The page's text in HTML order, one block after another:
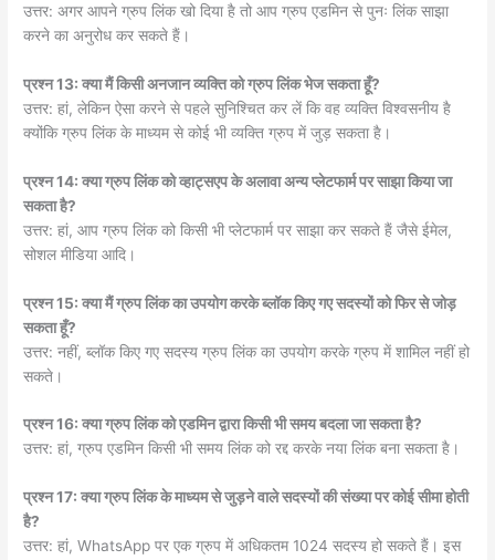
उत्तर: अगर आपने ग्रुप लिंक खो दिया है तो आप ग्रुप एडमिन से पुनः लिंक साझा
करने का अनुरोध कर सकते हैं।
प्रश्न 13: क्या मैं किसी अनजान व्यक्ति को ग्रुप लिंक भेज सकता हूँ?
उत्तर: हां, लेकिन ऐसा करने से पहले सुनिश्चित कर लें कि वह व्यक्ति विश्वसनीय है
क्योंकि ग्रुप लिंक के माध्यम से कोई भी व्यक्ति ग्रुप में जुड़ सकता है।
प्रश्न 14: क्या ग्रुप लिंक को व्हाट्सएप के अलावा अन्य प्लेटफार्म पर साझा किया जा
सकता है?
उत्तर: हां, आप ग्रुप लिंक को किसी भी प्लेटफार्म पर साझा कर सकते हैं जैसे ईमेल,
सोशल मीडिया आदि।
प्रश्न 15: क्या मैं ग्रुप लिंक का उपयोग करके ब्लॉक किए गए सदस्यों को फिर से जोड़
सकता हूँ?
उत्तर: नहीं, ब्लॉक किए गए सदस्य ग्रुप लिंक का उपयोग करके ग्रुप में शामिल नहीं हो
सकते।
प्रश्न 16: क्या ग्रुप लिंक को एडमिन द्वारा किसी भी समय बदला जा सकता है?
उत्तर: हां, ग्रुप एडमिन किसी भी समय लिंक को रद्द करके नया लिंक बना सकता है।
प्रश्न 17: क्या ग्रुप लिंक के माध्यम से जुड़ने वाले सदस्यों की संख्या पर कोई सीमा होती
है?
उत्तर: हां, WhatsApp पर एक ग्रुप में अधिकतम 1024 सदस्य हो सकते हैं। इस